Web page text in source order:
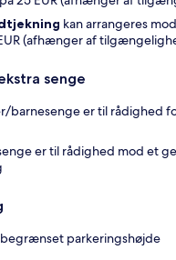
kan arrangeres
(afhænger af
senge
barnesenge er til rådighed
er til rådighed mod et
parkeringshøjde